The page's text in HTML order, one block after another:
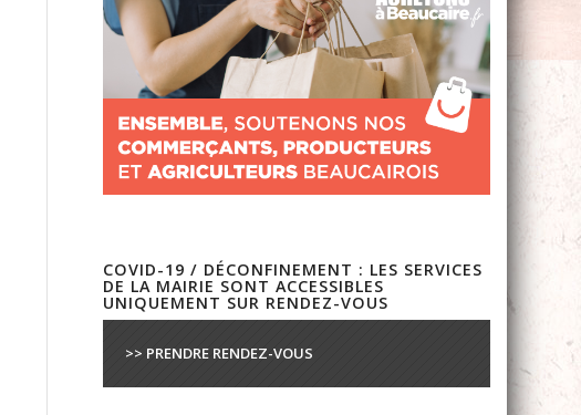
COVID-19 / DÉCONFINEMENT : LES SERVICES
DE LA MAIRIE SONT ACCESSIBLES
UNIQUEMENT SUR RENDEZ-VOUS
>> PRENDRE RENDEZ-VOUS